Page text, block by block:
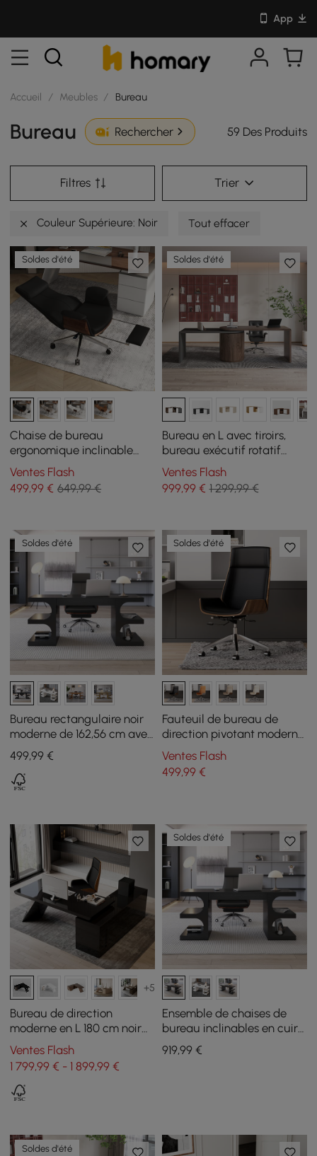
App
Accueil / Meubles / Bureau
Bureau Rechercher 59 Des Produits
Filtres Trier
Couleur Supérieure: Noir Tout effacer
Soldes d'été
Chaise de bureau
ergonomique inclinable
pivotante haut dossier en
simili cuir noir avec repose-
pieds
Ventes Flash
499,99 € 649,99 €
Soldes d'été
Bureau en L avec tiroirs,
bureau exécutif rotatif
moderne de 59,8 pouces
Ventes Flash
999,99€ 1 299,99 €
Soldes d'été
Bureau rectangulaire noir
moderne de 162,56 cm avec
rangement
499,99 €
Soldes d'été
Fauteuil de bureau de
direction pivotant moderne
en similicuir noir avec
hauteur réglable
Ventes Flash
499,99€
+5
Bureau de direction
moderne en L 180 cm noir
avec retour à gauche
Ventes Flash
1 799,99 € - 1 899,99 €
Soldes d'été
Ensemble de chaises de
bureau inclinables en cuir
pour bureau en bois noir
1630 mm
919,99€
Soldes d'été